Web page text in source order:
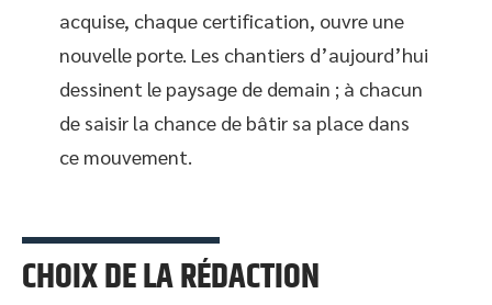
acquise, chaque certification, ouvre une
nouvelle porte. Les chantiers d’aujourd’hui
dessinent le paysage de demain ; à chacun
de saisir la chance de bâtir sa place dans
ce mouvement.
CHOIX DE LA RÉDACTION